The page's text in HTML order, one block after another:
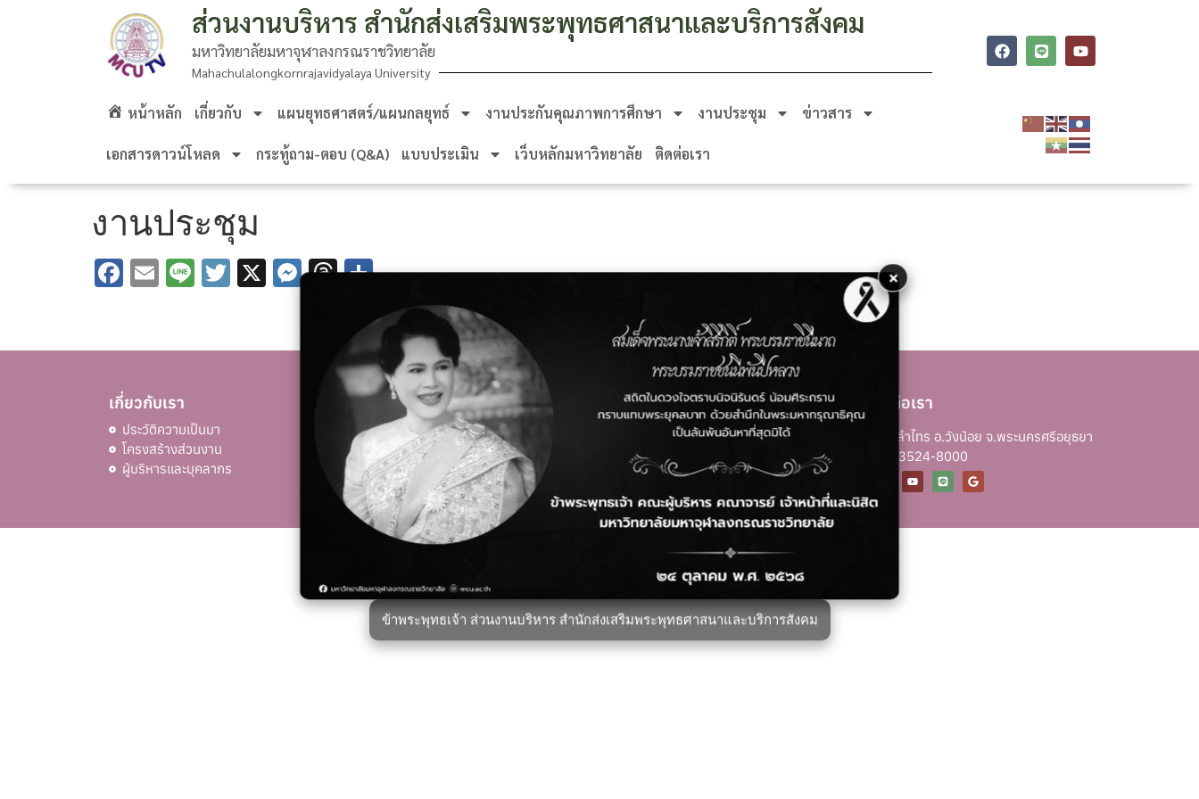
×
ข้าพระพุทธเจ้า ส่วนงานบริหาร สำนักส่งเสริมพระพุทธศาสนาและบริการสังคม
ส่วนงานบริหาร สำนักส่งเสริมพระพุทธศาสนาและบริการสังคม
มหาวิทยาลัยมหาจุฬาลงกรณราชวิทยาลัย
Mahachulalongkornrajavidyalaya University
หน้าหลัก เกี่ยวกับ แผนยุทธศาสตร์/แผนกลยุทธ์ งานประกันคุณภาพการศึกษา งานประชุม ข่าวสาร
เอกสารดาวน์โหลด กระทู้ถาม-ตอบ (Q&A) แบบประเมิน เว็บหลักมหาวิทยาลัย ติดต่อเรา
งานประชุม
Facebook
Email
LineTwitter
X Messenger
Threads
Share
เกี่ยวกับเรา
ประวัติความเป็นมา
โครงสร้างส่วนงาน
ผู้บริหารและบุคลากร
เมนูด่วน
ช่องยูทูป
ลิงก์ที่เกี่ยวข้อง
มหาวิทยาลัยมหาจุฬาลงกรณราชวิทยาลัย
ติดต่อเรา
ต.ลำไทร อ.วังน้อย จ.พระนครศรีอยุธยา
0-3524-8000
© มหาวิทยาลัยมหาจุฬาลงกรณราชวิทยาลัย